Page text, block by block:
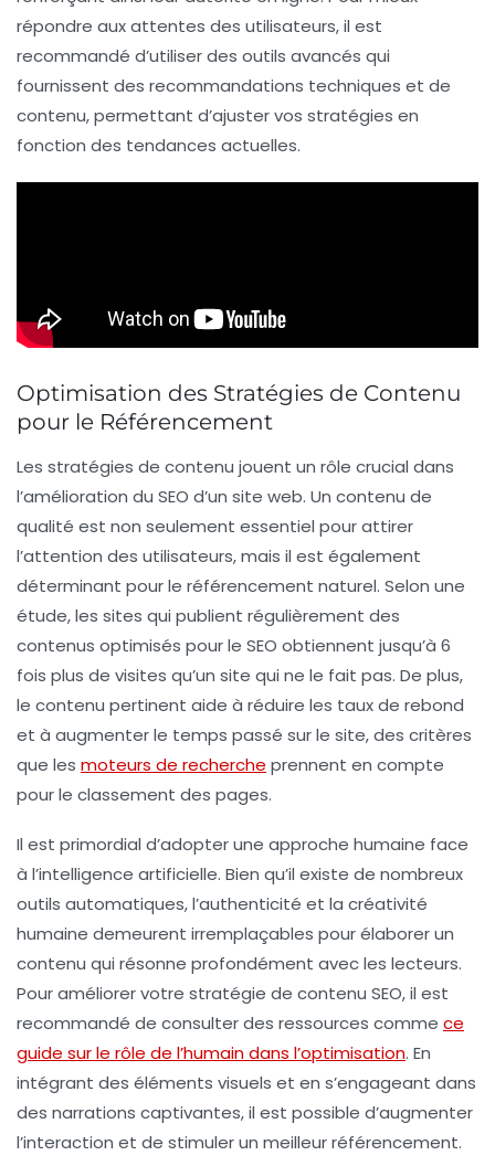
répondre aux attentes des utilisateurs, il est
recommandé d’utiliser des outils avancés qui
fournissent des recommandations techniques et de
contenu, permettant d’ajuster vos stratégies en
fonction des tendances actuelles.
Optimisation des Stratégies de Contenu
pour le Référencement
Les stratégies de contenu jouent un rôle crucial dans
l’amélioration du SEO d’un site web. Un contenu de
qualité est non seulement essentiel pour attirer
l’attention des utilisateurs, mais il est également
déterminant pour le référencement naturel. Selon une
étude, les sites qui publient régulièrement des
contenus optimisés pour le SEO obtiennent jusqu’à 6
fois plus de visites qu’un site qui ne le fait pas. De plus,
le contenu pertinent aide à réduire les taux de rebond
et à augmenter le temps passé sur le site, des critères
que les moteurs de recherche prennent en compte
pour le classement des pages.
Il est primordial d’adopter une approche humaine face
à l’intelligence artificielle. Bien qu’il existe de nombreux
outils automatiques, l’authenticité et la créativité
humaine demeurent irremplaçables pour élaborer un
contenu qui résonne profondément avec les lecteurs.
Pour améliorer votre stratégie de contenu SEO, il est
recommandé de consulter des ressources comme ce
guide sur le rôle de l’humain dans l’optimisation. En
intégrant des éléments visuels et en s’engageant dans
des narrations captivantes, il est possible d’augmenter
l’interaction et de stimuler un meilleurréférencement.